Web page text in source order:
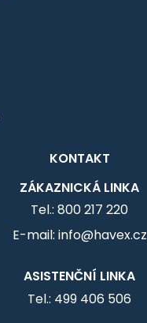
KONTAKT
ZÁKAZNICKÁ LINKA
Tel.: 800 217 220
E-mail: info@havex.cz
ASISTENČNÍ LINKA
Tel.: 499 406 506